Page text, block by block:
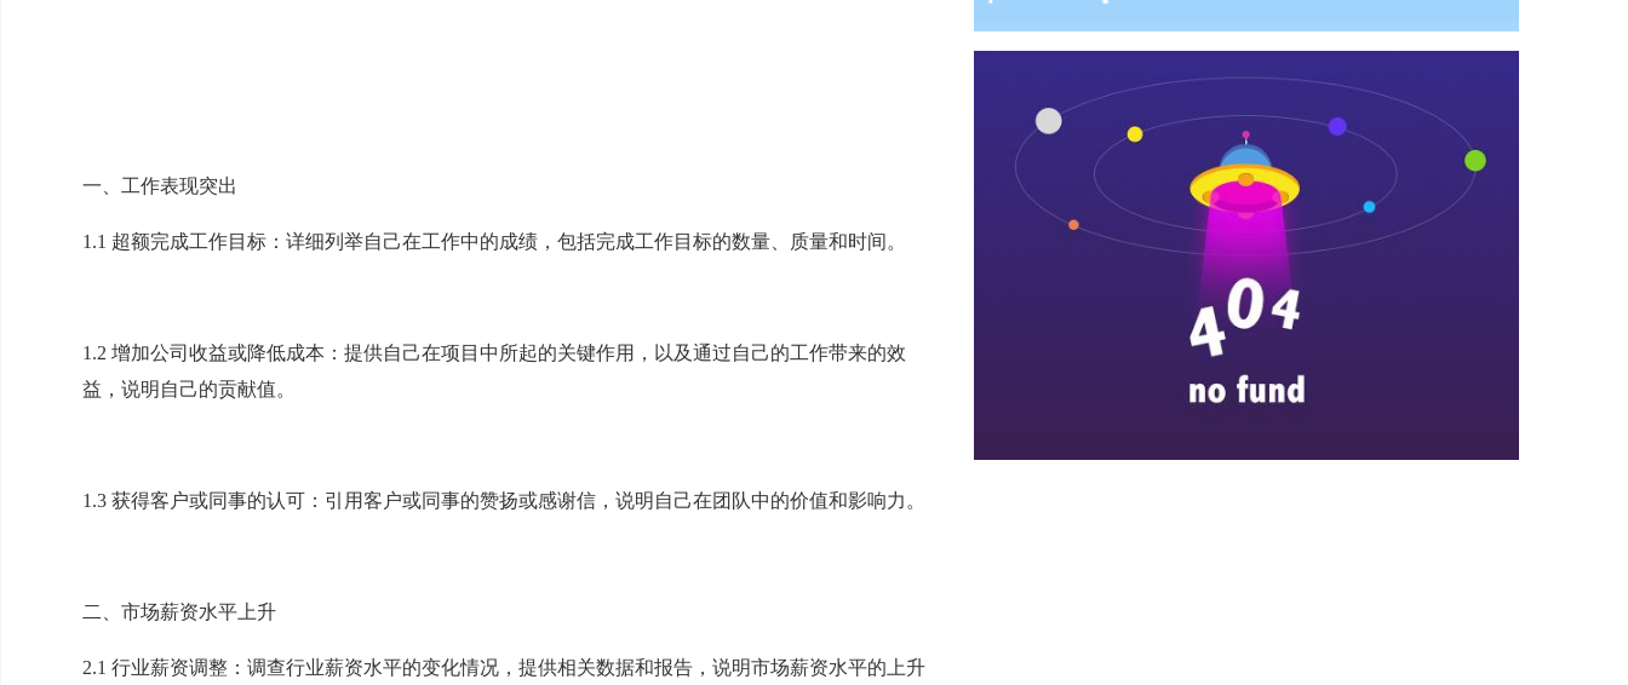
一、工作表现突出
1.1 超额完成工作目标：详细列举自己在工作中的成绩，包括完成工作目标的数量、质量和时间。
1.2 增加公司收益或降低成本：提供自己在项目中所起的关键作用，以及通过自己的工作带来的效
益，说明自己的贡献值。
1.3 获得客户或同事的认可：引用客户或同事的赞扬或感谢信，说明自己在团队中的价值和影响力。
二、市场薪资水平上升
2.1 行业薪资调整：调查行业薪资水平的变化情况，提供相关数据和报告，说明市场薪资水平的上升